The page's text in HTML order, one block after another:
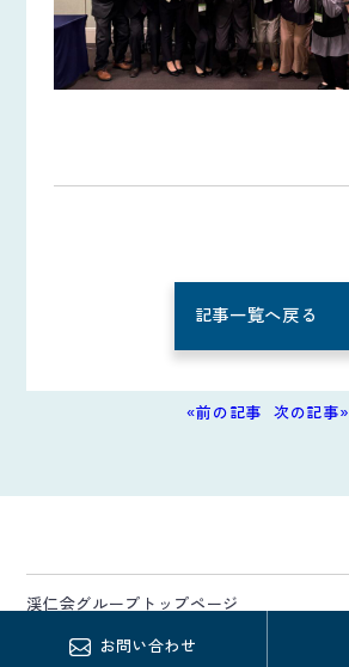
記事一覧へ戻る
«前の記事 次の記事»
渓仁会グループトップページ
プライバシーポリシー
お問い合わせ